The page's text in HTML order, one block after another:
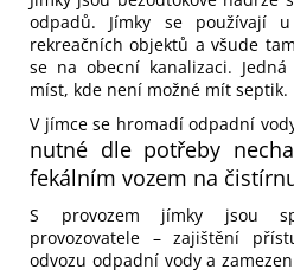
odpadů. Jímky se používají
rekreačních objektů a všude
se na obecní kanalizaci.
míst, kde není možné mít septik.
V jímce se hromadí odpadní
nutné dle potřeby
fekálním vozem na
S provozem jímky jsou
provozovatele – zajištění
odvozu odpadní vody a